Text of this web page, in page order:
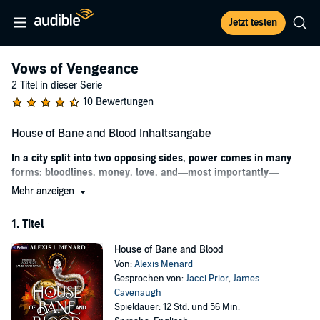
Jetzt testen
Vows of Vengeance
2 Titel in dieser Serie
10 Bewertungen
House of Bane and Blood Inhaltsangabe
In a city split into two opposing sides, power comes in many
forms: bloodlines, money, love, and—most importantly—
secrets.
Marchese is doing all she can to keep her family's syndicate, the
gorgeous and depraved Nicolai Attano, the leader of a rival family,
offers to pay off the inspector in exchange for her hand, she has no
choice but to give up not only her throne—but her name.
Nico has his own motivations for their union beyond maintaining
Mehr anzeigen
1. Titel
House of Bane and Blood
Von:Alexis Menard
Gesprochen von:Jacci Prior,James
Cavenaugh
Spieldauer: 12 Std. und 56 Min.